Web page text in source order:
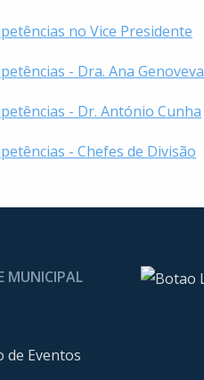
no Vice Presidente
- Dra. Ana Genoveva
- Dr. António Cunha
- Chefes de Divisão
MUNICIPAL
de Eventos